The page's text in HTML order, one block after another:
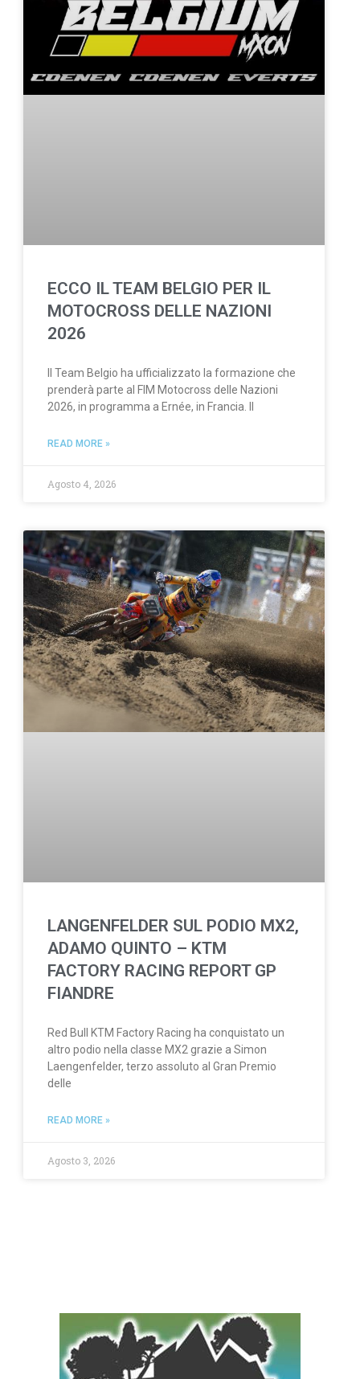
ECCO IL TEAM BELGIO PER IL
MOTOCROSS DELLE NAZIONI
2026
Il Team Belgio ha ufficializzato la formazione che
prenderà parte al FIM Motocross delle Nazioni
2026, in programma a Ernée, in Francia. Il
READ MORE »
Agosto 4, 2026
LANGENFELDER SUL PODIO MX2,
ADAMO QUINTO – KTM
FACTORY RACING REPORT GP
FIANDRE
Red Bull KTM Factory Racing ha conquistato un
altro podio nella classe MX2 grazie a Simon
Laengenfelder, terzo assoluto al Gran Premio
delle
READ MORE »
Agosto 3, 2026